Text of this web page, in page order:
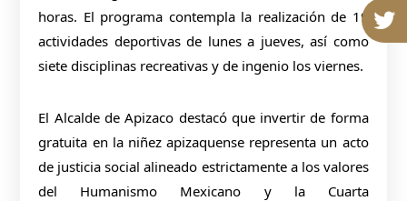
horas. El programa contempla la realización de 19
actividades deportivas de lunes a jueves, así como
siete disciplinas recreativas y de ingenio los viernes.
El Alcalde de Apizaco destacó que invertir de forma
gratuita en la niñez apizaquense representa un acto
de justicia social alineado estrictamente a los valores
del Humanismo Mexicano y la Cuarta